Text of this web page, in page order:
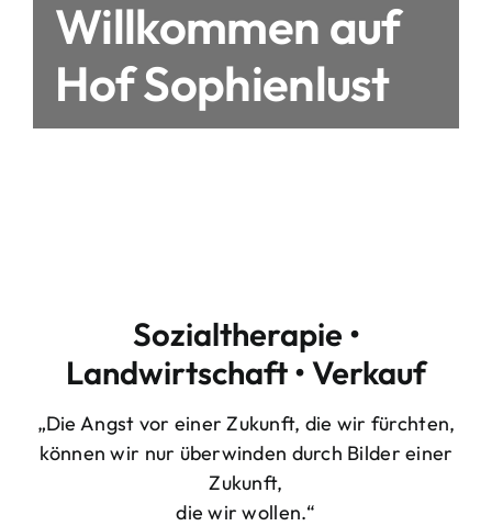
Willkommen auf
Hof Sophienlust
Sozialtherapie •
Landwirtschaft • Verkauf
„Die Angst vor einer Zukunft, die wir fürchten,
können wir nur überwinden durch Bilder einer
Zukunft,
die wir wollen.“